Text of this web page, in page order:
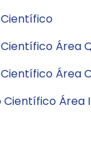
Científico Área
Científico
Área